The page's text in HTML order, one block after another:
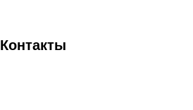
Контакты